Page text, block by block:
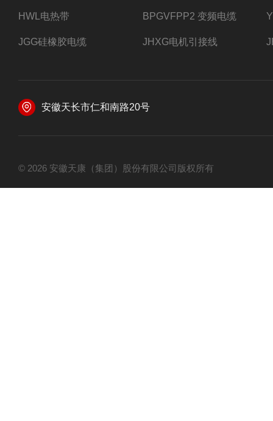
HWL电热带 BPGVFPP2 变频电缆
JGG硅橡胶电缆 JHXG电机引接线
安徽天长市仁和南路20号
© 2026 安徽天康（集团）股份有限公司版权所有